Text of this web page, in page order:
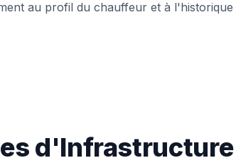
au profil du chauffeur et à l'historique
d'Infrastructure